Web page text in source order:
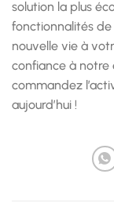
solution la plus
fonctionnalités de
nouvelle vie à
confiance à notre
commandez
aujourd’hui !